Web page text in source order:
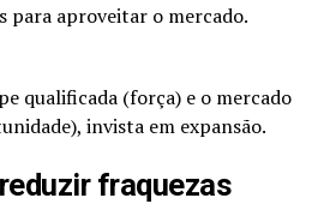
para aproveitar o mercado.
qualificada (força) e o mercado
invista em expansão.
fraquezas